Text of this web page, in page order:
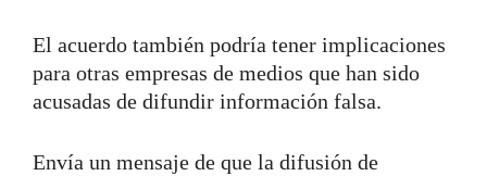
El acuerdo también podría tener implicaciones
para otras empresas de medios que han sido
acusadas de difundir información falsa.
Envía un mensaje de que la difusión de